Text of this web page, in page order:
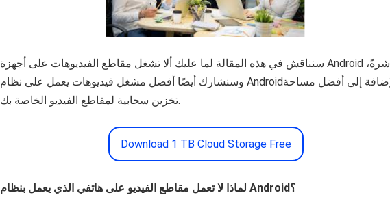
سنناقش في هذه المقالة لما عليك ألا تشغل مقاطع الفيديوهات على أجهزة Android مباشرةً،
وسنشارك أيضًا أفضل مشغل فيديوهات يعمل على نظام Androidبالإضافة إلى أفضل مساحة
تخزين سحابية لمقاطع الفيديو الخاصة بك.
Download 1 TB Cloud Storage Free
Android؟